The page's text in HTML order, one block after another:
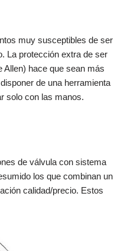
muy susceptibles de ser
La protección extra de ser
Allen) hace que sean más
de una herramienta
solo con las manos.
de válvula con sistema
los que combinan un
calidad/precio. Estos